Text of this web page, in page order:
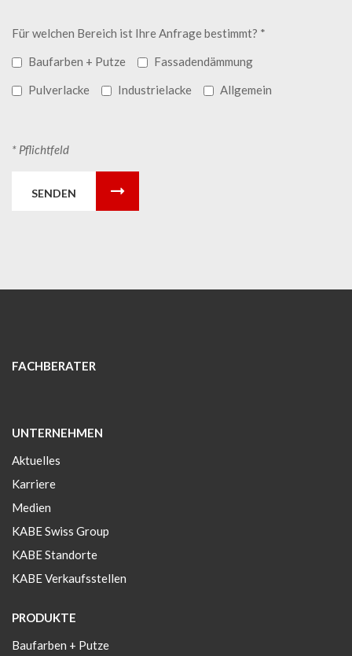
Für welchen Bereich ist Ihre Anfrage bestimmt? *
Baufarben + Putze
Fassadendämmung
Pulverlacke
Industrielacke Allgemein
* Pflichtfeld
SENDEN
FACHBERATER
UNTERNEHMEN
Aktuelles
Karriere
Medien
KABE Swiss Group
KABE Standorte
KABE Verkaufsstellen
PRODUKTE
Baufarben + Putze